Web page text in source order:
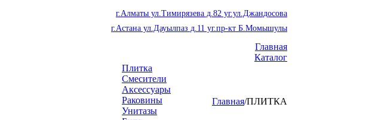
г.Алматы ул.Тимирязева д.82 уг.ул.Джандосова
г.Астана ул.Дауылпаз д.11 уг.пр-кт Б.Момышулы
Главная
Каталог
Плитка
Смесители
Аксессуары
Раковины
Унитазы
Главная/ПЛИТКА